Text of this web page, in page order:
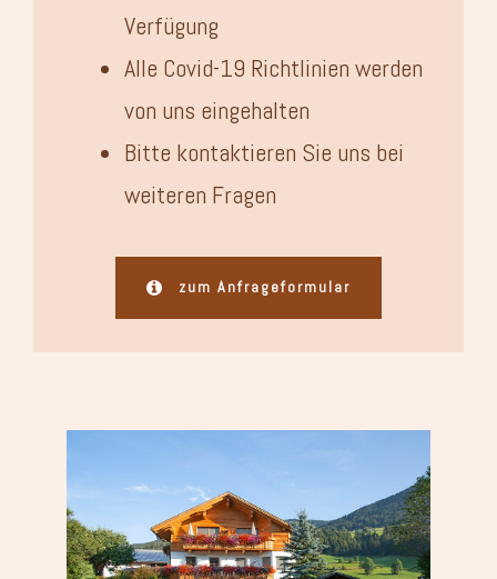
Verfügung
Alle Covid-19 Richtlinien werden
von uns eingehalten
Bitte kontaktieren Sie uns bei
weiteren Fragen
zum Anfrageformular